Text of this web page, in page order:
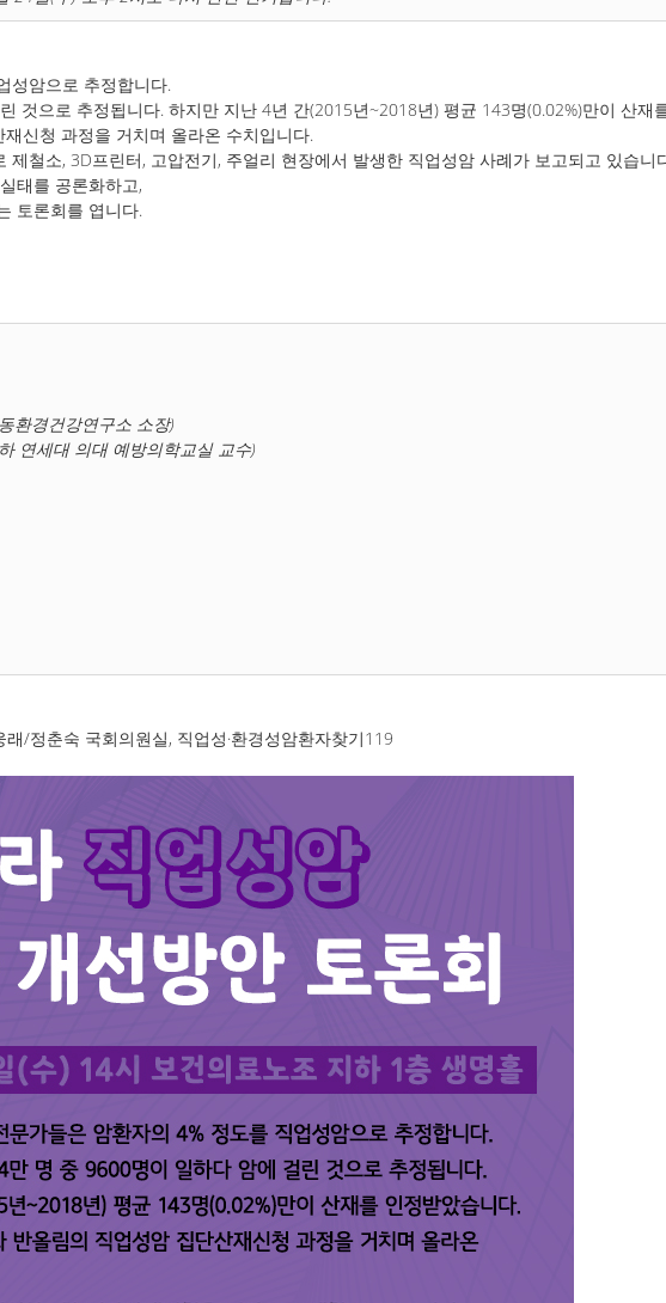
성암으로 추정합니다.
것으로 추정됩니다. 하지만 지난 4년 간(2015년~2018년) 평균 143명(0.02%)만이 산재
신청 과정을 거치며 올라온 수치입니다.
철소, 3D프린터, 고압전기, 주얼리 현장에서 발생한 직업성암 사례가 보고되고 있습니
태를 공론화하고,
토론회를 엽니다.
환경건강연구소 소장)
연세대 의대 예방의학교실 교수)
래/정춘숙 국회의원실, 직업성·환경성암환자찾기119